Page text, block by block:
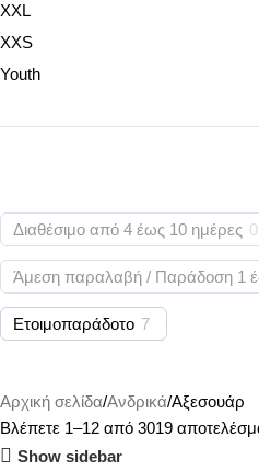
XXL
XXS
Youth
Διαθέσιμο από 4 έως 10 ημέρες 0
Άμεση παραλαβή / Παράδoση 1
Ετοιμοπαράδοτο 7
Αρχική σελίδα Ανδρικά Αξεσουάρ
Βλέπετε 1–12 από 3019
Show sidebar